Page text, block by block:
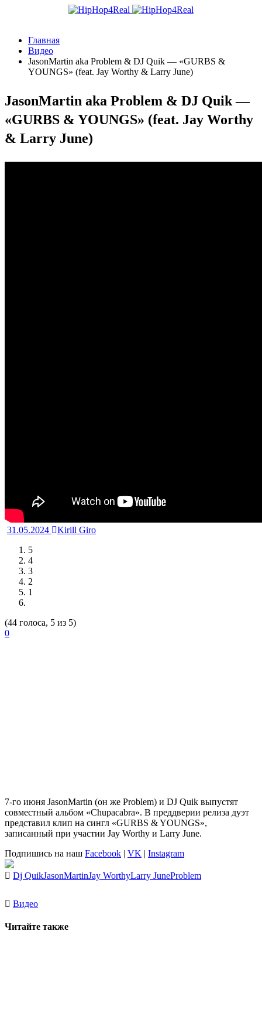
Главная
Видео
JasonMartin aka Problem & DJ Quik — «GURBS &
YOUNGS» (feat. Jay Worthy & Larry June)
JasonMartin aka Problem & DJ Quik —
«GURBS & YOUNGS» (feat. Jay Worthy
& Larry June)
31.05.2024
Kirill Giro
5
4
3
2
1
(44 голоса, 5 из 5)
0
7-го июня JasonMartin (он же Problem) и DJ Quik выпустят
совместный альбом «Chupacabra». В преддверии релиза дуэт
представил клип на сингл «GURBS & YOUNGS»,
записанный при участии Jay Worthy и Larry June.
Подпишись на наш Facebook | VK | Instagram
Dj QuikJasonMartinJay WorthyLarry JuneProblem
Видео
Читайте также